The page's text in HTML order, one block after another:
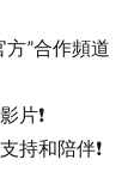
”合作頻道
片❗️
持和陪伴❗️